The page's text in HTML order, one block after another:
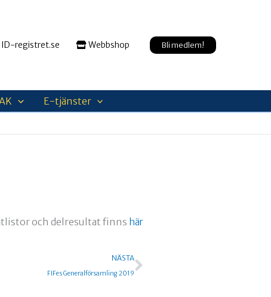
ID-registret.se Webbshop Bli medlem!
E-tjänster
och delresultat finns här
NÄSTA
FIFes Generalförsamling 2019
Nästa